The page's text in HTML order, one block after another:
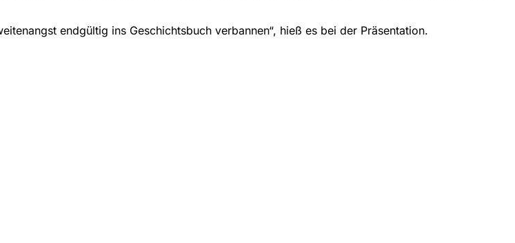
endgültig ins Geschichtsbuch verbannen“, hieß es bei der Präsentation.